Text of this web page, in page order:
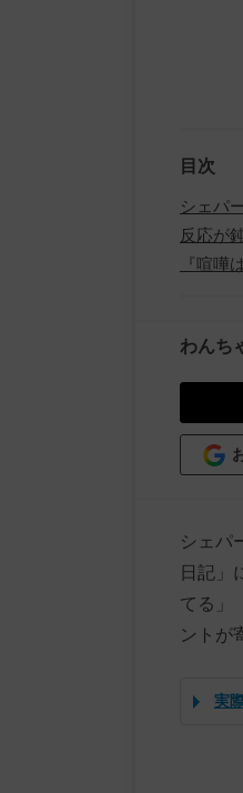
目次
シェパ
反応が
『喧嘩
わんち
シェパ
日記」
てる」
ントが
実